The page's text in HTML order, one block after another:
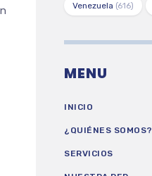
Venezuela (616)
MENU
INICIO
¿QUIÉNES SOMOS?
SERVICIOS